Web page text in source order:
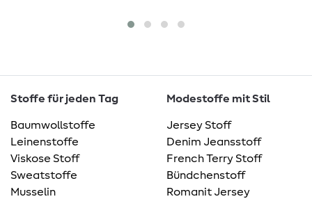
Stoffe für jeden Tag
Baumwollstoffe
Leinenstoffe
Viskose Stoff
Sweatstoffe
Musselin
Modestoffe mit Stil
Jersey Stoff
Denim Jeansstoff
French Terry Stoff
Bündchenstoff
Romanit Jersey